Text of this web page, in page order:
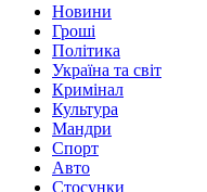
Новини
Гроші
Політика
Україна та світ
Кримінал
Культура
Мандри
Спорт
Авто
Стосунки